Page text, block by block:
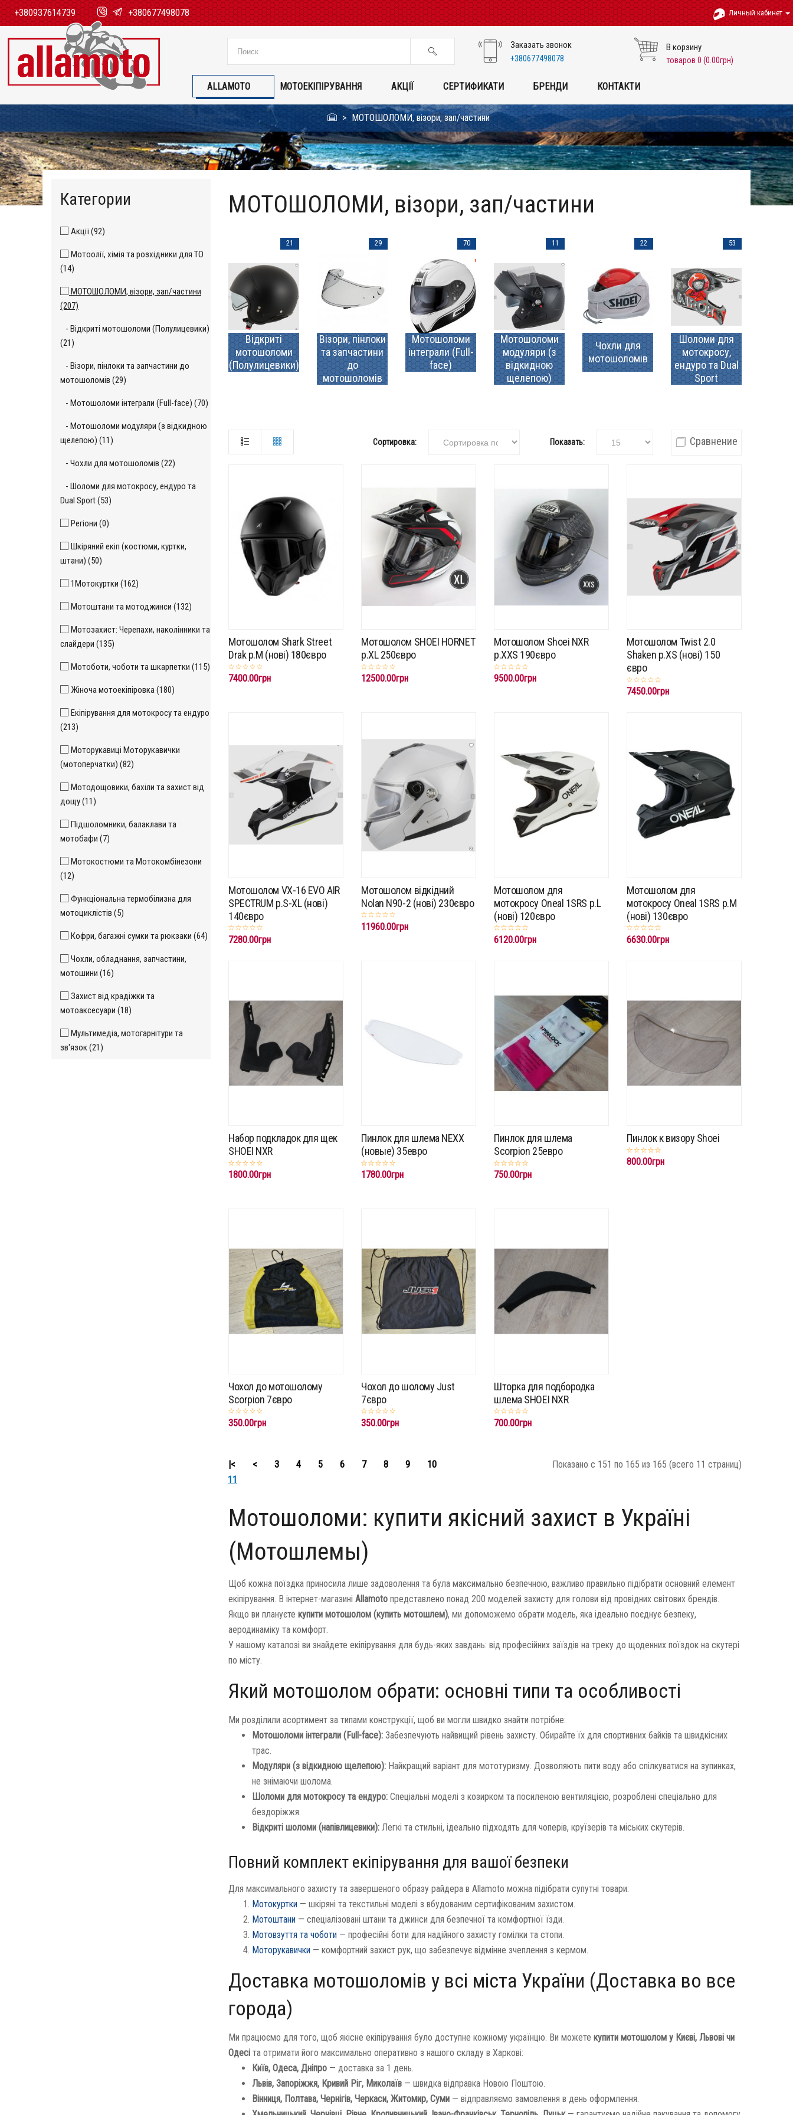
+380937614739 +380677498078 Личный кабинет
Заказать звонок
+380677498078
В корзину
товаров 0 (0.00грн)
ALLAMOTO МОТОЕКІПІРУВАННЯ АКЦІЇ СЕРТИФИКАТИ БРЕНДИ КОНТАКТИ
МОТОШОЛОМИ, візори, зап/частини
Категории
Акції (92)
Мотоолії, хімія та розхідники для ТО
(14)
МОТОШОЛОМИ, візори, зап/частини
(207)
- Відкриті мотошоломи (Полулицевики)
(21)
- Візори, пінлоки та запчастини до
мотошоломів (29)
- Мотошоломи інтеграли (Full-face) (70)
- Мотошоломи модуляри (з відкидною
щелепою) (11)
- Чохли для мотошоломів (22)
- Шоломи для мотокросу, ендуро та
Dual Sport (53)
Регіони (0)
Шкіряний екіп (костюми, куртки,
штани) (50)
1Мотокуртки (162)
Мотоштани та мотоджинси (132)
Мотозахист: Черепахи, наколінники та
слайдери (135)
Мотоботи, чоботи та шкарпетки (115)
Жіноча мотоекіпіровка (180)
Екіпірування для мотокросу та ендуро
(213)
Моторукавиці Моторукавички
(мотоперчатки) (82)
Мотодощовики, бахіли та захист від
дощу (11)
Підшоломники, балаклави та
мотобафи (7)
Мотокостюми та Мотокомбінезони
(12)
Функціональна термобілизна для
мотоциклістів (5)
Кофри, багажні сумки та рюкзаки (64)
Чохли, обладнання, запчастини,
мотошини (16)
Захист від крадіжки та
мотоаксесуари (18)
Мультимедіа, мотогарнітури та
зв'язок (21)
МОТОШОЛОМИ, візори, зап/частини
Відкриті
мотошоломи
(Полулицевики)
21
Візори, пінлоки
та запчастини
до
мотошоломів
29
Мотошоломи
інтеграли (Full-
face)
70
Мотошоломи
модуляри (з
відкидною
щелепою)
11
Чохли для
мотошоломів
22
Шоломи для
мотокросу,
ендуро та Dual
Sport
53
Сортировка: Показать: Сравнение
Мотошолом Shark Street
Drak p.M (нові) 180євро
7400.00грн
Мотошолом SHOEI HORNET
p.XL 250євро
12500.00грн
Мотошолом Shoei NXR
p.XXS 190євро
9500.00грн
Мотошолом Twist 2.0
Shaken p.XS (нові) 150
євро
7450.00грн
Мотошолом VX-16 EVO AIR
SPECTRUM p.S-XL (нові)
140євро
7280.00грн
Мотошолом відкідний
Nolan N90-2 (нові) 230євро
11960.00грн
Мотошолом для
мотокросу Oneal 1SRS p.L
(нові) 120євро
6120.00грн
Мотошолом для
мотокросу Oneal 1SRS p.M
(нові) 130євро
6630.00грн
Набор подкладок для щек
SHOEI NXR
1800.00грн
Пинлок для шлема NEXX
(новые) 35евро
1780.00грн
Пинлок для шлема
Scorpion 25евро
750.00грн
Пинлок к визору Shoei
800.00грн
Чохол до мотошолому
Scorpion 7євро
350.00грн
Чохол до шолому Just
7євро
350.00грн
Шторка для подбородка
шлема SHOEI NXR
700.00грн
|< < 3 4 5 6 7 8 9
10
11
Показано с 151 по 165 из 165 (всего 11 страниц)
Мотошоломи: купити якісний захист в Україні
(Мотошлемы)
Щоб кожна поїздка приносила лише задоволення та була максимально безпечною, важливо правильно підібрати основний елемент
екіпірування. В інтернет-магазині Allamoto представлено понад 200 моделей захисту для голови від провідних світових брендів.
Якщо ви плануєте купити мотошолом (купить мотошлем), ми допоможемо обрати модель, яка ідеально поєднує безпеку,
аеродинаміку та комфорт.
У нашому каталозі ви знайдете екіпірування для будь-яких завдань: від професійних заїздів на треку до щоденних поїздок на скутері
по місту.
Який мотошолом обрати: основні типи та особливості
Ми розділили асортимент за типами конструкції, щоб ви могли швидко знайти потрібне:
Мотошоломи інтеграли (Full-face): Забезпечують найвищий рівень захисту. Обирайте їх для спортивних байків та швидкісних
трас.
Модуляри (з відкидною щелепою): Найкращий варіант для мототуризму. Дозволяють пити воду або спілкуватися на зупинках,
не знімаючи шолома.
Шоломи для мотокросу та ендуро: Спеціальні моделі з козирком та посиленою вентиляцією, розроблені спеціально для
бездоріжжя.
Відкриті шоломи (напівлицевики): Легкі та стильні, ідеально підходять для чоперів, круїзерів та міських скутерів.
Повний комплект екіпірування для вашої безпеки
Для максимального захисту та завершеного образу райдера в Allamoto можна підібрати супутні товари:
Мотокуртки — шкіряні та текстильні моделі з вбудованим сертифікованим захистом.
Мотоштани — спеціалізовані штани та джинси для безпечної та комфортної їзди.
Мотовзуття та чоботи — професійні боти для надійного захисту гомілки та стопи.
Моторукавички — комфортний захист рук, що забезпечує відмінне зчеплення з кермом.
Доставка мотошоломів у всі міста України (Доставка во все
города)
Ми працюємо для того, щоб якісне екіпірування було доступне кожному українцю. Ви можете купити мотошолом у Києві, Львові чи
Одесі та отримати його максимально оперативно з нашого складу в Харкові:
Київ, Одеса, Дніпро — доставка за 1 день.
Львів, Запоріжжя, Кривий Ріг, Миколаїв — швидка відправка Новою Поштою.
Вінниця, Полтава, Чернігів, Черкаси, Житомир, Суми — відправляємо замовлення в день оформлення.